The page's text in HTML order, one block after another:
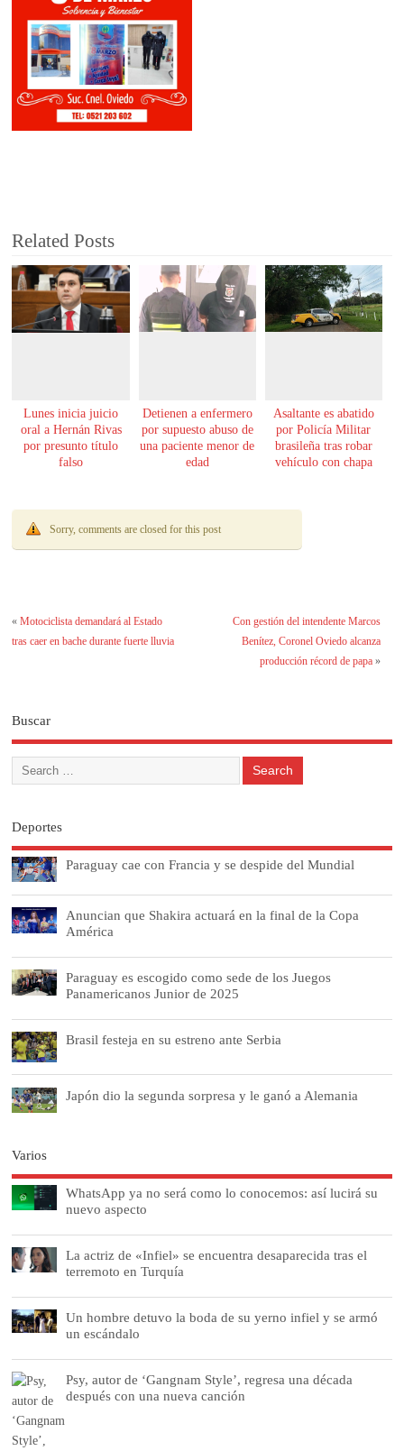
Related Posts
Lunes inicia juicio
oral a Hernán Rivas
por presunto título
falso
Detienen a enfermero
por supuesto abuso de
una paciente menor de
edad
Asaltante es abatido
por Policía Militar
brasileña tras robar
vehículo con chapa
Sorry, comments are closed for this post
«Motociclista demandará al Estado
tras caer en bache durante fuerte lluvia
Con gestión del intendente Marcos
Benítez, Coronel Oviedo alcanza
producción récord de papa»
Buscar
Deportes
Paraguay cae con Francia y se despide del Mundial
Anuncian que Shakira actuará en la final de la Copa
América
Paraguay es escogido como sede de los Juegos
Panamericanos Junior de 2025
Brasil festeja en su estreno ante Serbia
Japón dio la segunda sorpresa y le ganó a Alemania
Varios
WhatsApp ya no será como lo conocemos: así lucirá su
nuevo aspecto
La actriz de «Infiel» se encuentra desaparecida tras el
terremoto en Turquía
Un hombre detuvo la boda de su yerno infiel y se armó
un escándalo
Psy, autor de ‘Gangnam Style’, regresa una década
después con una nueva canción